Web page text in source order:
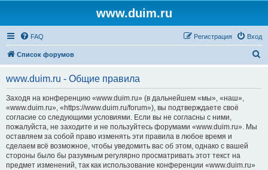
www.duim.ru
FAQ Вход
Регистрация
Список форумов
www.duim.ru - Общие правила
Заходя на конференцию «www.duim.ru» (в дальнейшем «мы», «наш»,
«www.duim.ru», «https://www.duim.ru/forum»), вы подтверждаете своё
согласие со следующими условиями. Если вы не согласны с ними,
пожалуйста, не заходите и не пользуйтесь форумами «www.duim.ru». Мы
оставляем за собой право изменять эти правила в любое время и
сделаем всё возможное, чтобы уведомить вас об этом, однако с вашей
стороны было бы разумным регулярно просматривать этот текст на
предмет изменений, так как использование конференции «www.duim.ru»